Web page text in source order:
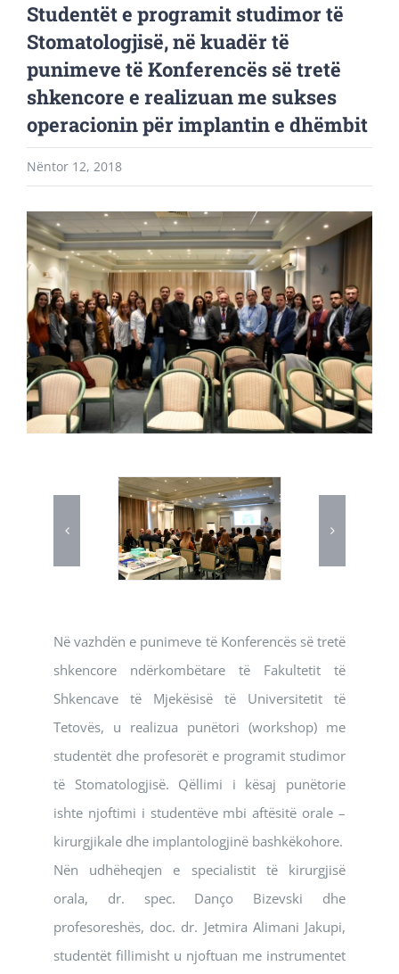
Studentët e programit studimor të
Stomatologjisë, në kuadër të
punimeve të Konferencës së tretë
shkencore e realizuan me sukses
operacionin për implantin e dhëmbit
Nëntor 12, 2018
View
Larger
Image
Në vazhdën e punimeve të Konferencës së tretë
shkencore ndërkombëtare të Fakultetit të
Shkencave të Mjekësisë të Universitetit të
Tetovës, u realizua punëtori (workshop) me
studentët dhe profesorët e programit studimor
të Stomatologjisë. Qëllimi i kësaj punëtorie
ishte njoftimi i studentëve mbi aftësitë orale –
kirurgjikale dhe implantologjinë bashkëkohore.
Nën udhëheqjen e specialistit të kirurgjisë
orala, dr. spec. Danço Bizevski dhe
profesoreshës, doc. dr. Jetmira Alimani Jakupi,
studentët fillimisht u njoftuan me instrumentet